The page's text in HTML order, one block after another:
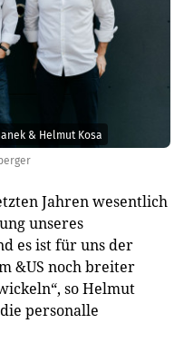
& Helmut Kosa
Jahren wesentlich
unseres
es ist für uns der
&US noch breiter
so Helmut
personalle